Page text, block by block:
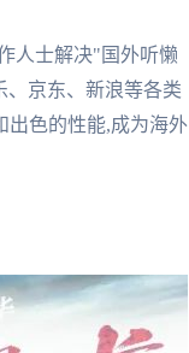
人士解决"国外听懒
、京东、新浪等各类
出色的性能,成为海外